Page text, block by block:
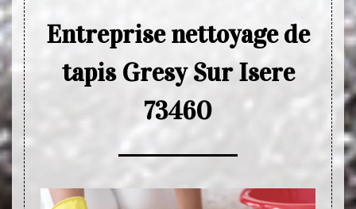
Entreprise nettoyage de
tapis Gresy Sur Isere
73460